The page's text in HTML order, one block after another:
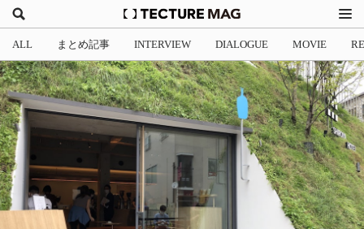
ALL まとめ記事 INTERVIEW DIALOGUE MOVIE